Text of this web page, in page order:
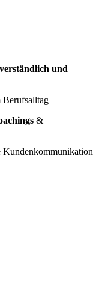
verständlich und
&
Kundenkommunikation